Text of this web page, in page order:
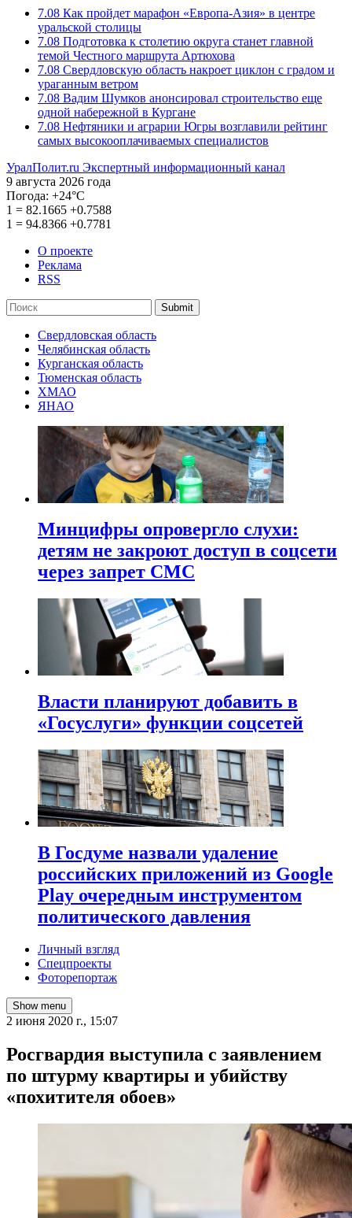
7.08 Как пройдет марафон «Европа-Азия» в центре
уральской столицы
7.08 Подготовка к столетию округа станет главной
темой Честного маршрута Артюхова
7.08 Свердловскую область накроет циклон с градом и
ураганным ветром
7.08 Вадим Шумков анонсировал строительство еще
одной набережной в Кургане
7.08 Нефтяники и аграрии Югры возглавили рейтинг
самых высокооплачиваемых специалистов
УралПолит.ru Экспертный информационный канал
9 августа 2026 года
Погода: +24°С
1 = 82.1665 +0.7588
1 = 94.8366 +0.7781
О проекте
Реклама
RSS
Submit
Свердловская область
Челябинская область
Курганская область
Тюменская область
ХМАО
ЯНАО
Минцифры опровергло слухи:
детям не закроют доступ в соцсети
через запрет СМС
Власти планируют добавить в
«Госуслуги» функции соцсетей
В Госдуме назвали удаление
российских приложений из Google
Play очередным инструментом
политического давления
Личный взгляд
Спецпроекты
Фоторепортаж
Show menu
2 июня 2020 г., 15:07
Росгвардия выступила с заявлением
по штурму квартиры и убийству
«похитителя обоев»